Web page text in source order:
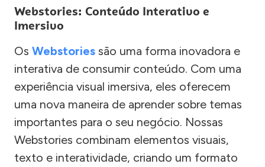
Webstories: Conteúdo Interativo e
Imersivo
Os Webstories são uma forma inovadora e
interativa de consumir conteúdo. Com uma
experiência visual imersiva, eles oferecem
uma nova maneira de aprender sobre temas
importantes para o seu negócio. Nossas
Webstories combinam elementos visuais,
texto e interatividade, criando um formato